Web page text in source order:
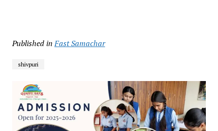
Published in Fast Samachar
shivpuri